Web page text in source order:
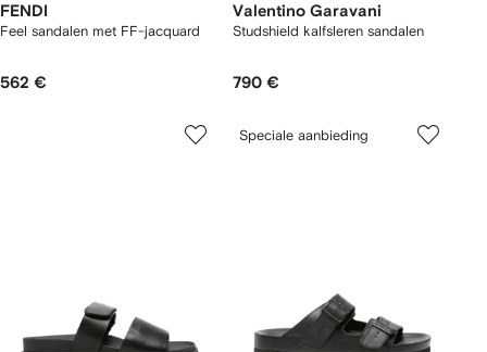
FENDI
Feel sandalen met FF-jacquard
562 €
Valentino Garavani
Studshield kalfsleren sandalen
790 €
Speciale aanbieding